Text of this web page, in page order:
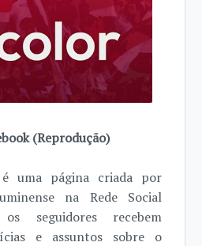
(Reprodução)
uma página criada por
na Rede Social
seguidores recebem
e assuntos sobre o